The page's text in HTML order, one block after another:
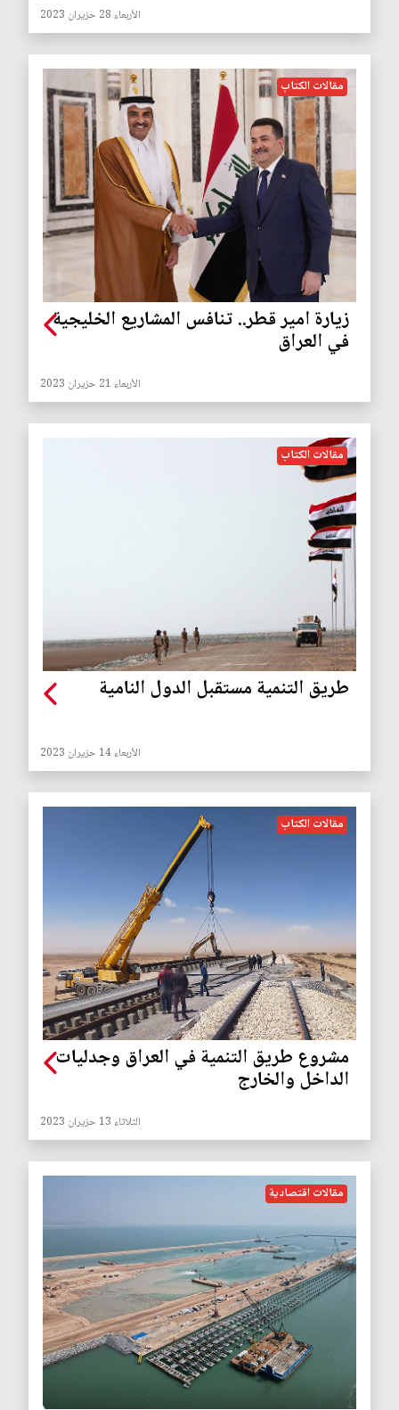
الأربعاء 28 حزيران 2023
مقالات الكتاب
زيارة امير قطر.. تنافس المشاريع الخليجية
في العراق
الأربعاء 21 حزيران 2023
مقالات الكتاب
طريق التنمية مستقبل الدول النامية
الأربعاء 14 حزيران 2023
مقالات الكتاب
مشروع طريق التنمية في العراق وجدليات
الداخل والخارج
الثلاثاء 13 حزيران 2023
مقالات اقتصادية